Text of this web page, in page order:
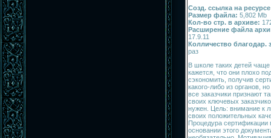
Созд. ссылка на
Размер файла: 5,802 Mb
Кол-во стр. в архиве:
Расширение файла
17.9.11
Колличество благодар.
раз
В школе таких детей
кажется, что они плохо
сэкономить, получив
какого-либо из органов,
все заказчики признают
своих ключевых
нужен. Цель: внимание к
своих положительных
Процедура сертификации
основании этого